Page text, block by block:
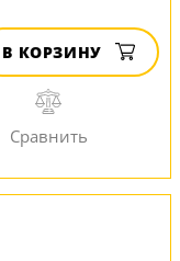
В КОРЗИНУ